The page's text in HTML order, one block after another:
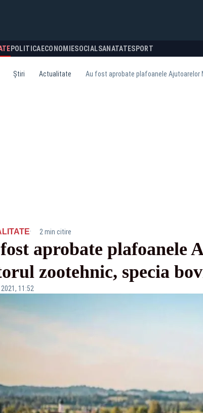
POLITICA ECONOMIESOCIALSANATATESPORT
Știri Actualitate Au fost aprobate plafoanele Ajutoarelor
· 2 min citire
aprobate plafoanele
zootehnic, specia
2021, 11:52